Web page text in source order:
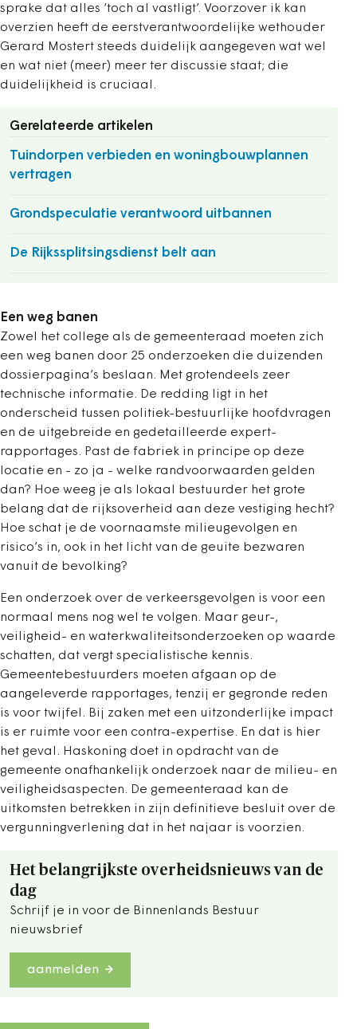
sprake dat alles ‘toch al vastligt’. Voorzover ik kan
overzien heeft de eerstverantwoordelijke wethouder
Gerard Mostert steeds duidelijk aangegeven wat wel
en wat niet (meer) meer ter discussie staat; die
duidelijkheid is cruciaal.
Gerelateerde artikelen
Tuindorpen verbieden en woningbouwplannen
vertragen
Grondspeculatie verantwoord uitbannen
De Rijkssplitsingsdienst belt aan
Een weg banen
Zowel het college als de gemeenteraad moeten zich
een weg banen door 25 onderzoeken die duizenden
dossierpagina’s beslaan. Met grotendeels zeer
technische informatie. De redding ligt in het
onderscheid tussen politiek-bestuurlijke hoofdvragen
en de uitgebreide en gedetailleerde expert-
rapportages. Past de fabriek in principe op deze
locatie en - zo ja - welke randvoorwaarden gelden
dan? Hoe weeg je als lokaal bestuurder het grote
belang dat de rijksoverheid aan deze vestiging hecht?
Hoe schat je de voornaamste milieugevolgen en
risico’s in, ook in het licht van de geuite bezwaren
vanuit de bevolking?
Een onderzoek over de verkeersgevolgen is voor een
normaal mens nog wel te volgen. Maar geur-,
veiligheid- en waterkwaliteitsonderzoeken op waarde
schatten, dat vergt specialistische kennis.
Gemeentebestuurders moeten afgaan op de
aangeleverde rapportages, tenzij er gegronde reden
is voor twijfel. Bij zaken met een uitzonderlijke impact
is er ruimte voor een contra-expertise. En dat is hier
het geval. Haskoning doet in opdracht van de
gemeente onafhankelijk onderzoek naar de milieu- en
veiligheidsaspecten. De gemeenteraad kan de
uitkomsten betrekken in zijn definitieve besluit over de
vergunningverlening dat in het najaar is voorzien.
Het belangrijkste overheidsnieuws van de
dag
Schrijf je in voor de Binnenlands Bestuur
nieuwsbrief
aanmelden